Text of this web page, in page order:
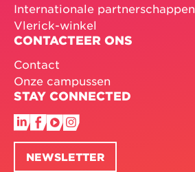
Internationale partnerschappen
Vlerick-winkel
CONTACTEER ONS
Contact
Onze campussen
STAY CONNECTED
NEWSLETTER